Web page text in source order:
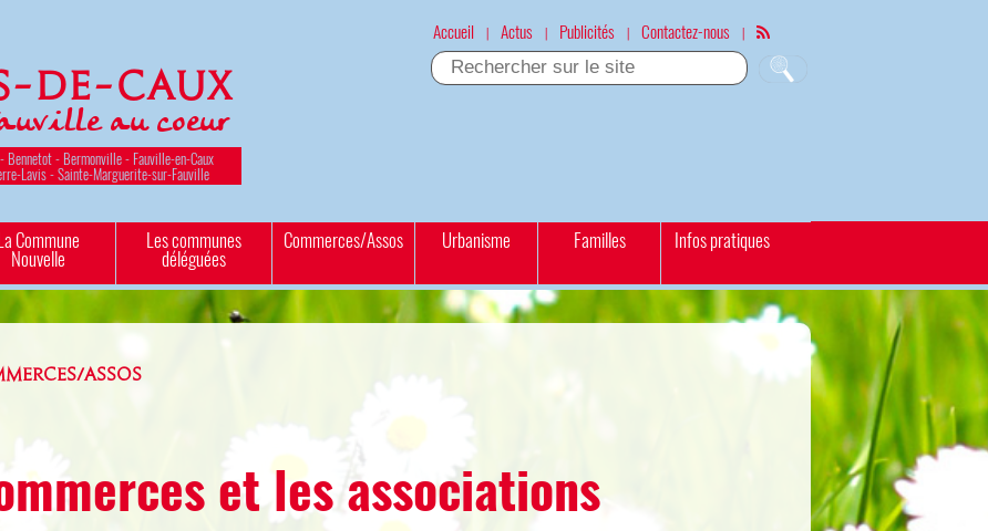
de-Caux
au coeur
Bennetot - Bermonville - Fauville-en-Caux
Lavis - Sainte-Marguerite-sur-Fauville
Accueil | Actus | Publicités | Contactez-nous |
Commune
Nouvelle
Les communes
déléguées
Commerces/Assos Urbanisme Familles Infos pratiques
ASSOS
et les associations